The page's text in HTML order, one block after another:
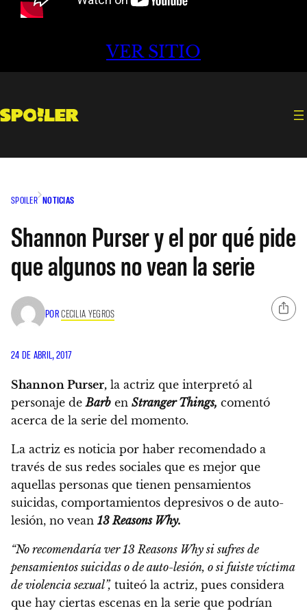
VER SITIO
SPOILER NOTICIAS
Shannon Purser y el por qué pide
que algunos no vean la serie
PORCECILIA YEGROS
24 DE ABRIL, 2017
Shannon Purser, la actriz que interpretó al
personaje deBarb en Stranger Things, comentó
acerca de la serie del momento.
La actriz es noticia por haber recomendado a
través de sus redes sociales que es mejor que
aquellas personas que tienen pensamientos
suicidas, comportamientos depresivos o de auto-
lesión, no vean 13 Reasons Why.
“No recomendaría ver 13 Reasons Why si sufres de
pensamientos suicidas o de auto-lesión, o si fuiste víctima
de violencia sexual”, tuiteó la actriz, pues considera
que hay ciertas escenas en la serie que podrían